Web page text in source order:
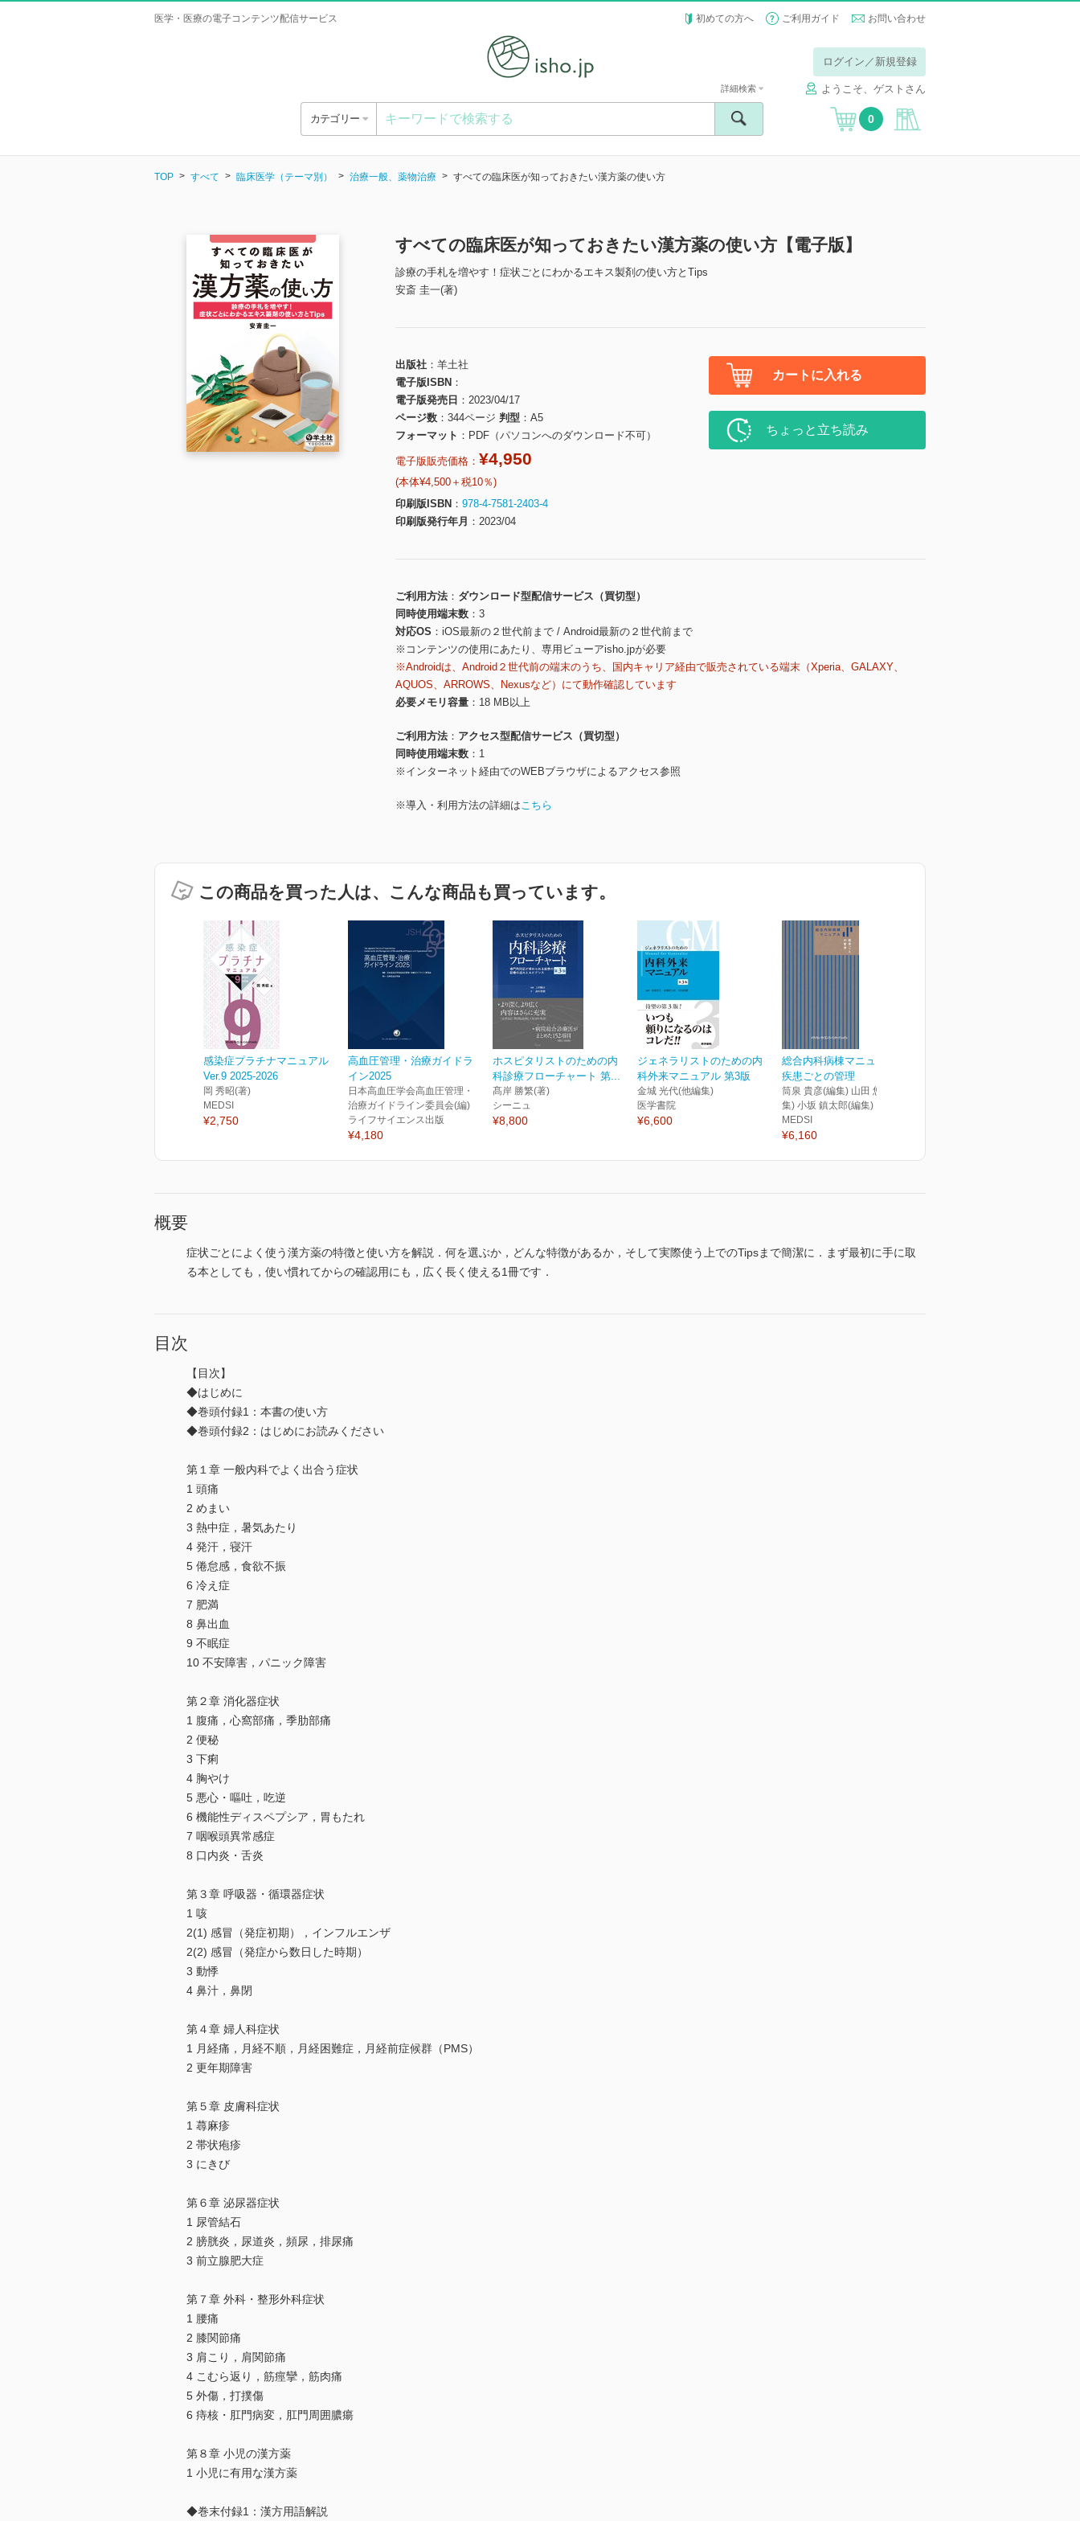
医学・医療の電子コンテンツ配信サービス 初めての方へ ご利用ガイド お問い合わせ
ログイン／新規登録
ようこそ、ゲストさん
カテゴリー
詳細検索
0
TOP すべて 臨床医学（テーマ別） 治療一般、薬物治療 すべての臨床医が知っておきたい漢方薬の使い方
すべての臨床医が知っておきたい漢方薬の使い方【電子版】
診療の手札を増やす！症状ごとにわかるエキス製剤の使い方とTips
安斎 圭一(著)
出版社
羊土社
電子版ISBN
電子版発売日
2023/04/17
ページ数
344ページ 判型
A5
フォーマット
PDF（パソコンへのダウンロード不可）
電子版販売価格： ¥4,950
(本体¥4,500＋税10％)
印刷版ISBN
978-4-7581-2403-4
印刷版発行年月
2023/04
カートに入れる
ちょっと立ち読み
ご利用方法
ダウンロード型配信サービス（買切型）
同時使用端末数
3
対応OS
iOS最新の２世代前まで / Android最新の２世代前まで
※コンテンツの使用にあたり、専用ビューアisho.jpが必要
※Androidは、Android２世代前の端末のうち、国内キャリア経由で販売されている端末（Xperia、GALAXY、
AQUOS、ARROWS、Nexusなど）にて動作確認しています
必要メモリ容量
18 MB以上
ご利用方法
アクセス型配信サービス（買切型）
同時使用端末数
1
※インターネット経由でのWEBブラウザによるアクセス参照
※導入・利用方法の詳細はこちら
この商品を買った人は、こんな商品も買っています。
感染症プラチナマニュアル
Ver.9 2025-2026
岡 秀昭(著)
MEDSI
¥2,750
高血圧管理・治療ガイドラ
イン2025
日本高血圧学会高血圧管理・
治療ガイドライン委員会(編)
ライフサイエンス出版
¥4,180
ホスピタリストのための内
科診療フローチャート 第...
髙岸 勝繁(著)
シーニュ
¥8,800
ジェネラリストのための内
科外来マニュアル 第3版
金城 光代(他編集)
医学書院
¥6,600
総合内科病棟マニュアル
疾患ごとの管理
筒泉 貴彦(編集) 山田 悠史(編
集) 小坂 鎮太郎(編集)
MEDSI
¥6,160
概要
症状ごとによく使う漢方薬の特徴と使い方を解説．何を選ぶか，どんな特徴があるか，そして実際使う上でのTipsまで簡潔に．まず最初に手に取
る本としても，使い慣れてからの確認用にも，広く長く使える1冊です．
目次
【目次】
◆はじめに
◆巻頭付録1：本書の使い方
◆巻頭付録2：はじめにお読みください
第１章 一般内科でよく出合う症状
1 頭痛
2 めまい
3 熱中症，暑気あたり
4 発汗，寝汗
5 倦怠感，食欲不振
6 冷え症
7 肥満
8 鼻出血
9 不眠症
10 不安障害，パニック障害
第２章 消化器症状
1 腹痛，心窩部痛，季肋部痛
2 便秘
3 下痢
4 胸やけ
5 悪心・嘔吐，吃逆
6 機能性ディスペプシア，胃もたれ
7 咽喉頭異常感症
8 口内炎・舌炎
第３章 呼吸器・循環器症状
1 咳
2(1) 感冒（発症初期），インフルエンザ
2(2) 感冒（発症から数日した時期）
3 動悸
4 鼻汁，鼻閉
第４章 婦人科症状
1 月経痛，月経不順，月経困難症，月経前症候群（PMS）
2 更年期障害
第５章 皮膚科症状
1 蕁麻疹
2 帯状疱疹
3 にきび
第６章 泌尿器症状
1 尿管結石
2 膀胱炎，尿道炎，頻尿，排尿痛
3 前立腺肥大症
第７章 外科・整形外科症状
1 腰痛
2 膝関節痛
3 肩こり，肩関節痛
4 こむら返り，筋痙攣，筋肉痛
5 外傷，打撲傷
6 痔核・肛門病変，肛門周囲膿瘍
第８章 小児の漢方薬
1 小児に有用な漢方薬
◆巻末付録1：漢方用語解説